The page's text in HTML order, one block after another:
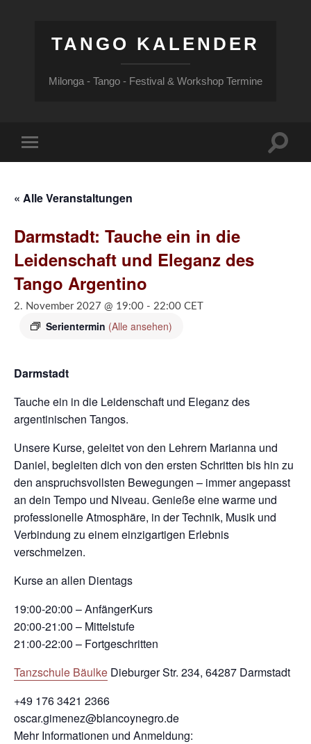
TANGO KALENDER
Milonga - Tango - Festival & Workshop Termine
Menü
« Alle Veranstaltungen
Darmstadt: Tauche ein in die
Leidenschaft und Eleganz des
Tango Argentino
2. November 2027 @ 19:00 - 22:00 CET
Serientermin (Alle ansehen)
Darmstadt
Tauche ein in die Leidenschaft und Eleganz des
argentinischen Tangos.
Unsere Kurse, geleitet von den Lehrern Marianna und
Daniel, begleiten dich von den ersten Schritten bis hin zu
den anspruchsvollsten Bewegungen – immer angepasst
an dein Tempo und Niveau. Genieße eine warme und
professionelle Atmosphäre, in der Technik, Musik und
Verbindung zu einem einzigartigen Erlebnis
verschmelzen.
Kurse an allen Dientags
19:00-20:00 – AnfängerKurs
20:00-21:00 – Mittelstufe
21:00-22:00 – Fortgeschritten
Tanzschule Bäulke Dieburger Str. 234, 64287 Darmstadt
+49 176 3421 2366
oscar.gimenez@blancoynegro.de
Mehr Informationen und Anmeldung: